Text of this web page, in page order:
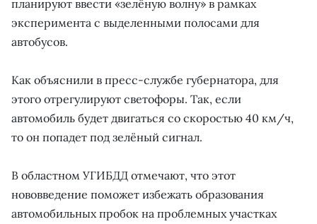
планируют ввести «зелёную волну» в рамках
эксперимента с выделенными полосами для
автобусов.
Как объяснили в пресс-службе губернатора, для
этого отрегулируют светофоры. Так, если
автомобиль будет двигаться со скоростью 40 км/ч,
то он попадет под зелёный сигнал.
В областном УГИБДД отмечают, что этот
нововведение поможет избежать образования
автомобильных пробок на проблемных участках